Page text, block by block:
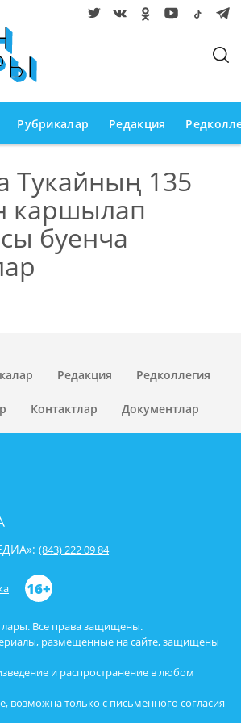
Рубрикалар Редакция
Тукайның 135
каршылап
буенча
Редакция Редколлегия
Контактлар Документлар
Все права защищены.
размещенные на сайте, защищены
и распространение в любом
возможна только с письменного согласия
(843) 222 09 84
16+